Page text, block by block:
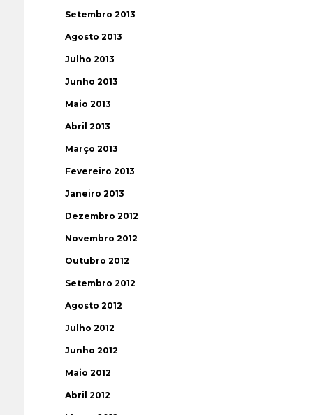
Setembro 2013
Agosto 2013
Julho 2013
Junho 2013
Maio 2013
Abril 2013
Março 2013
Fevereiro 2013
Janeiro 2013
Dezembro 2012
Novembro 2012
Outubro 2012
Setembro 2012
Agosto 2012
Julho 2012
Junho 2012
Maio 2012
Abril 2012